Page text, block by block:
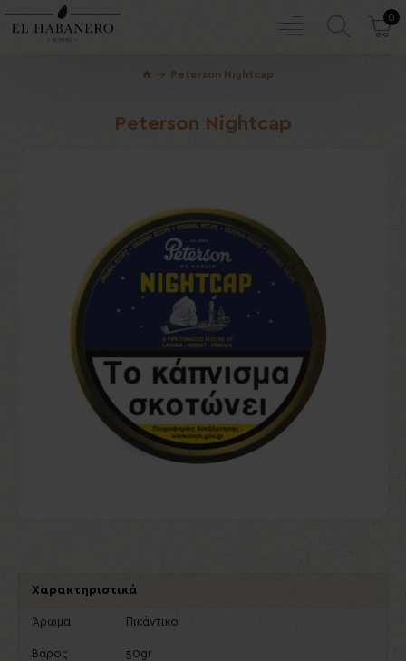
0
Peterson Nightcap
Peterson Nightcap
Χαρακτηριστικά
Άρωμα Πικάντικο
Βάρος 50gr